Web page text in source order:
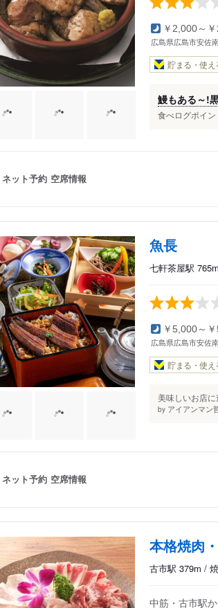
￥2,000～
広島県広島市安佐
貯まる・使え
鰻もある～!
食べログポイ
ネット予約 空席情報
魚長
七軒茶屋駅
￥5,000～
広島県広島市安佐
貯まる・使え
美味しいお店
by アイアンマン
ネット予約 空席情報
本格焼肉
古市駅 379m /
中筋・古市駅